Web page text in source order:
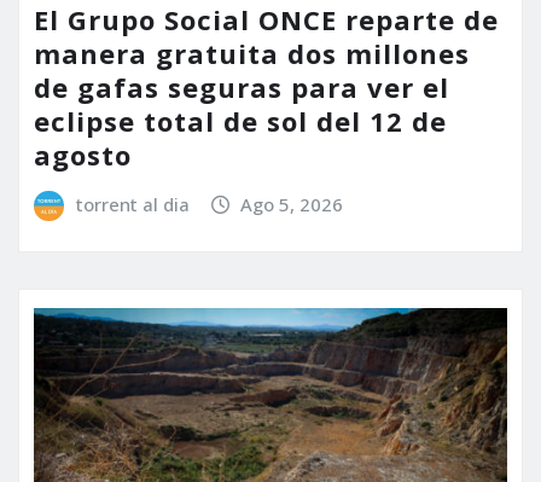
El Grupo Social ONCE reparte de
manera gratuita dos millones
de gafas seguras para ver el
eclipse total de sol del 12 de
agosto
torrent al dia Ago 5, 2026